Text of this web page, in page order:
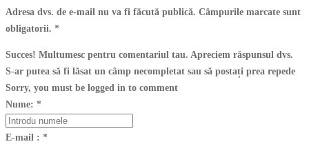
Adresa dvs. de e-mail nu va fi făcută publică. Câmpurile marcate sunt
obligatorii. *
Succes! Multumesc pentru comentariul tau. Apreciem răspunsul dvs.
S-ar putea să fi lăsat un câmp necompletat sau să postați prea repede
Sorry, you must be logged in to comment
Nume: *
E-mail : *